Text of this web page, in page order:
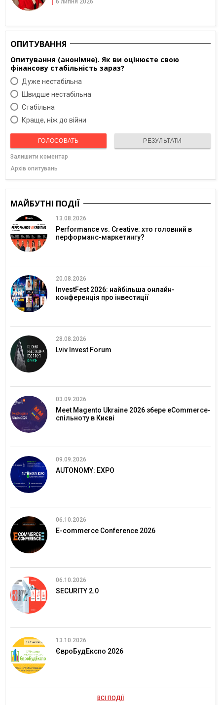
6 липня 2026
ОПИТУВАННЯ
Опитування (анонімне). Як ви оцінюєте свою
фінансову стабільність зараз?
Дуже нестабільна
Швидше нестабільна
Cтабільна
Краще, ніж до війни
ГОЛОСОВАТЬ РЕЗУЛЬТАТИ
Залишити коментар
Архів опитувань
МАЙБУТНІ ПОДІЇ
13.08.2026
Performance vs. Creative: хто головний в
перформанс-маркетингу?
20.08.2026
InvestFest 2026: найбільша онлайн-
конференція про інвестиції
28.08.2026
Lviv Invest Forum
03.09.2026
Meet Magento Ukraine 2026 збере eCommerce-
спільноту в Києві
09.09.2026
AUTONOMY: EXPO
06.10.2026
E-commerce Conference 2026
06.10.2026
SECURITY 2.0
13.10.2026
ЄвроБудЕкспо 2026
ВСІ ПОДІЇ